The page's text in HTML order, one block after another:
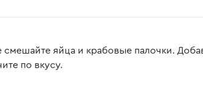
смешайте яйца и крабовые палочки.
по вкусу.